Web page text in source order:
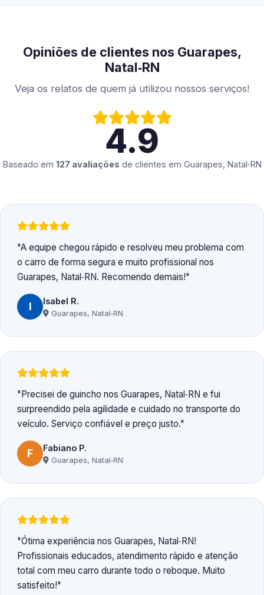
Opiniões de clientes nos Guarapes,
Natal‑RN
Veja os relatos de quem já utilizou nossos serviços!
4.9
Baseado em 127 avaliações de clientes em Guarapes, Natal‑RN
A equipe chegou rápido e resolveu meu problema com
o carro de forma segura e muito profissional nos
Guarapes, Natal‑RN. Recomendo demais!
I Isabel R.
Guarapes, Natal‑RN
Precisei de guincho nos Guarapes, Natal‑RN e fui
surpreendido pela agilidade e cuidado no transporte do
veículo. Serviço confiável e preço justo.
F Fabiano P.
Guarapes, Natal‑RN
Ótima experiência nos Guarapes, Natal‑RN!
Profissionais educados, atendimento rápido e atenção
total com meu carro durante todo o reboque. Muito
satisfeito!